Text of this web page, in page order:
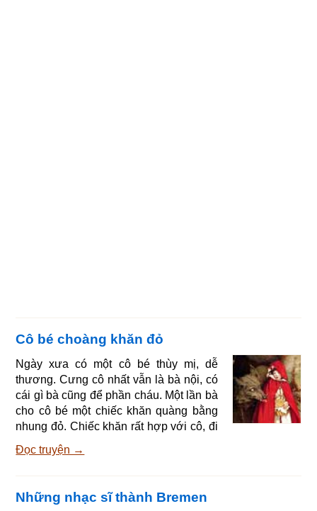
Cô bé choàng khăn đỏ
Ngày xưa có một cô bé thùy mị, dễ
thương. Cưng cô nhất vẫn là bà nội, có
cái gì bà cũng để phần cháu. Một lần bà
cho cô bé một chiếc khăn quàng bằng
nhung đỏ. Chiếc khăn rất hợp với cô, đi
đó, vì vậy mọi người đều gọi cô là cô bé
Con mang đến cho bà nhé! Bà ốm yếu,
Đọc truyện →
Những nhạc sĩ thành Bremen